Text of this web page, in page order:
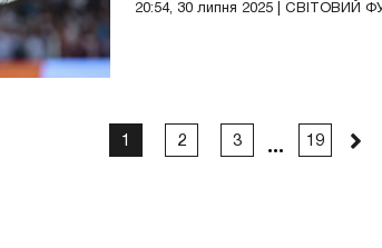
20:54, 30 липня 2025 | СВІТОВИЙ
1 2 3 19